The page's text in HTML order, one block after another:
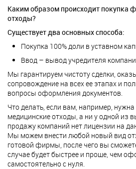
Каким образом происходит покупка
отходы?
Существует два основных способа:
Покупка 100% доли в уставном
Ввод – вывод учредителя
Мы гарантируем чистоту сделки,
сопровождение на всех ее этапах и
вопросы оформления документов.
Что делать, если вам, например,
медицинские отходы, а ни у одной из
продажу компаний нет лицензии на
Мы можем внести любой новый вид
готовой фирмы, после чего вы
случае будет быстрее и проще, чем
самостоятельно с нуля.